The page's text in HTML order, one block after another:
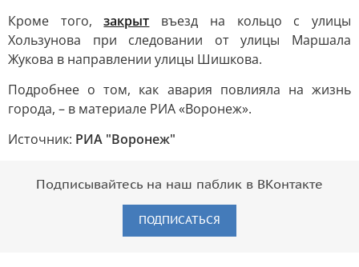
Кроме того,закрыт въезд на кольцо с улицы
Хользунова при следовании от улицы Маршала
Жукова в направлении улицы Шишкова.
Подробнее о том, как авария повлияла на жизнь
города, – в материале РИА «Воронеж».
Источник: РИА "Воронеж"
Подписывайтесь на наш паблик в ВКонтакте
ПОДПИСАТЬСЯ